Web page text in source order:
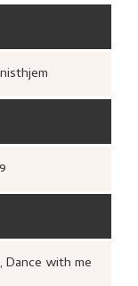
Dance with me